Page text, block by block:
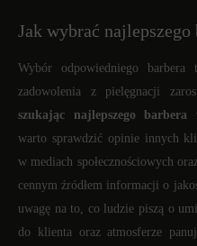
Jak wybrać
Wybór odpowiedniego
zadowolenia z pielęgnacji
szukając najlepszego barbera
warto sprawdzić opinie innych
w mediach społecznościowych
cennym źródłem informacji o
uwagę na to, co ludzie piszą o
do klienta oraz atmosferze